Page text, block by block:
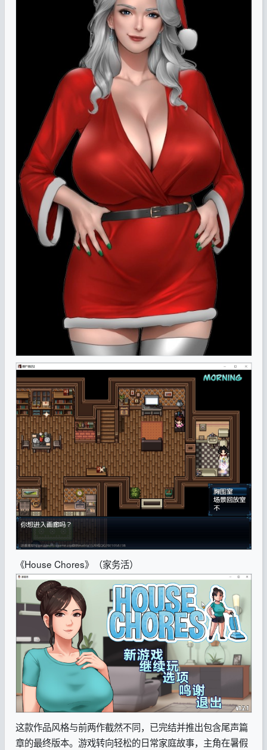
《House Chores》（家务活）
这款作品风格与前两作截然不同，已完结并推出包含尾声篇
章的最终版本。游戏转向轻松的日常家庭故事，主角在暑假